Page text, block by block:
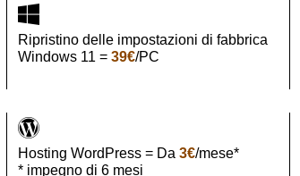
Ripristino delle impostazioni di fabbrica
Windows 11 = 39€/PC
Hosting WordPress = Da 3€/mese*
* impegno di 6 mesi